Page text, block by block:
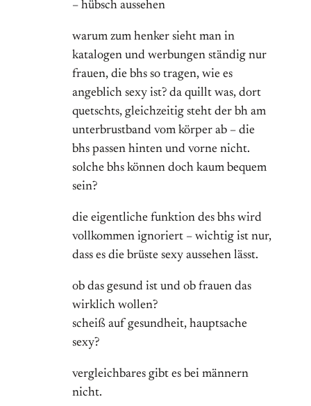
– hübsch aussehen
warum zum henker sieht man in
katalogen und werbungen ständig nur
frauen, die bhs so tragen, wie es
angeblich sexy ist? da quillt was, dort
quetschts, gleichzeitig steht der bh am
unterbrustband vom körper ab – die
bhs passen hinten und vorne nicht.
solche bhs können doch kaum bequem
sein?
die eigentliche funktion des bhs wird
vollkommen ignoriert – wichtig ist nur,
dass es die brüste sexy aussehen lässt.
ob das gesund ist und ob frauen das
wirklich wollen?
scheiß auf gesundheit, hauptsache
sexy?
vergleichbares gibt es bei männern
nicht.